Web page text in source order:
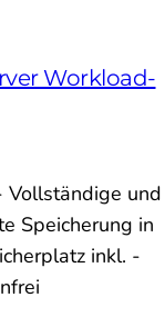
Workload-
Vollständige und
Speicherung in
inkl. -